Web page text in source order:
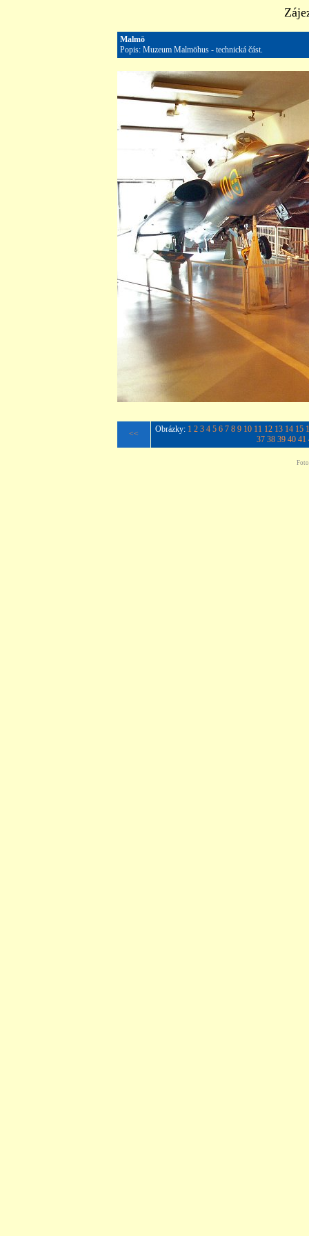
Malmö
Popis: Muzeum Malmöhus - technická část.
<< Obrázky: 1 2 3 4 5 6 7 8 9 10 11 12 13 14 15
37 38 39 40 41